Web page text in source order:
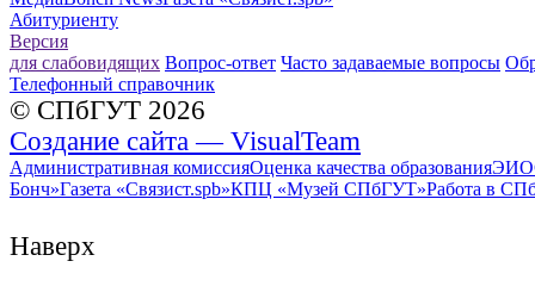
Абитуриенту
Версия
для слабовидящих Вопрос-ответ Часто задаваемые вопросы
Телефонный справочник
© СПбГУТ 2026
Создание сайта — VisualTeam
Административная комиссияОценка качества образования
Бонч»Газета «Связист.spb»КПЦ «Музей СПбГУТ»Работа в
Наверх